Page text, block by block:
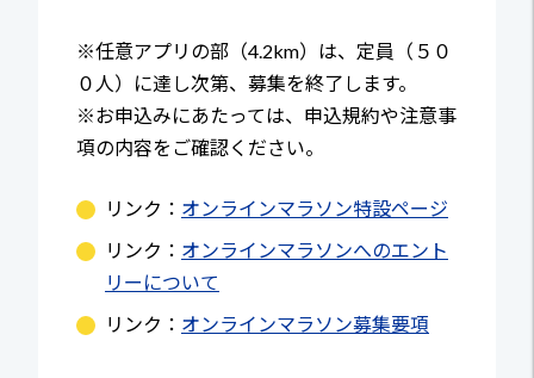
※任意アプリの部（4.2km）は、定員（５０
０人）に達し次第、募集を終了します。
※お申込みにあたっては、申込規約や注意事
項の内容をご確認ください。
リンク： オンラインマラソン特設ページ
リンク： オンラインマラソンへのエント
リーについて
リンク： オンラインマラソン募集要項